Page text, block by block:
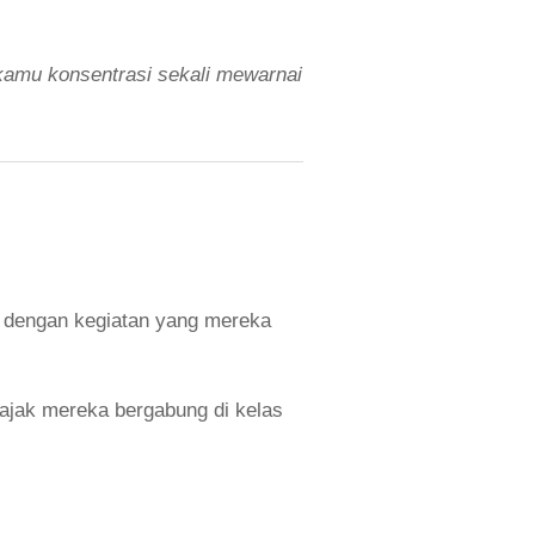
konsentrasi sekali mewarnai
kegiatan yang mereka
mereka bergabung di kelas